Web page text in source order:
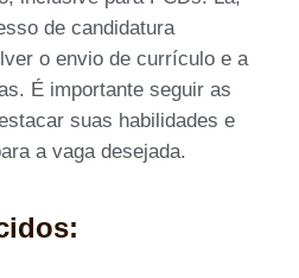
de candidatura
o envio de currículo e a
É importante seguir as
suas habilidades e
a vaga desejada.